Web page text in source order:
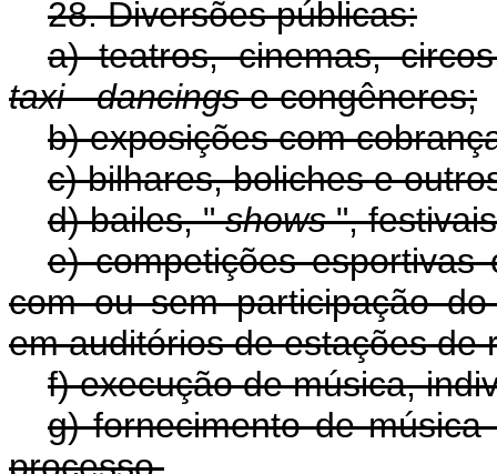
28. Diversões públicas:
a) teatros, cinemas,
taxi-dancingse congêneres;
b) exposições com
c) bilhares, boliches e
d) bailes, "shows",
e) competições
com ou sem participação
em auditórios de estações de
f) execução de música,
g) fornecimento de